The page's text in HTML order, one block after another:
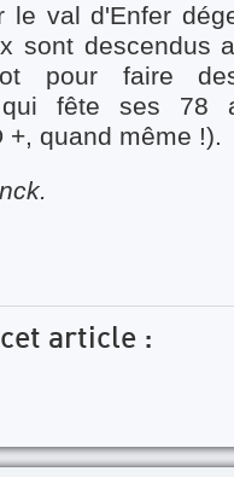
le val d'Enfer
sont descendus
pour faire
qui fête ses 78
+, quand même !).
article :